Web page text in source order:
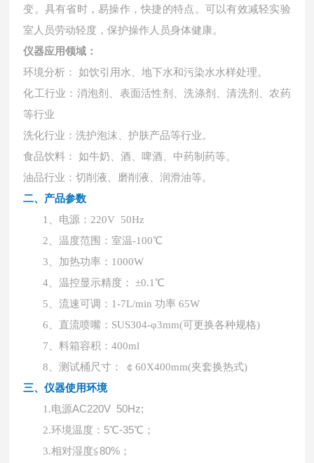
变。具有省时，易操作，快捷的特点。可以有效减轻实验
室人员劳动轻度，保护操作人员身体健康。
仪器应用领域：
环境分析： 如饮引用水、地下水和污染水水样处理。
化工行业：消泡剂、表面活性剂、洗涤剂、清洗剂、农药
等行业
洗化行业：洗护泡沫、护肤产品等行业。
食品饮料： 如牛奶、酒、啤酒、中药制药等。
油品行业：切削液、磨削液、润滑油等。
二、产品参数
1、电源：220V 50Hz
2、温度范围：室温-100℃
3、加热功率：1000W
4、温控显示精度： ±0.1℃
5、流速可调：1-7L/min 功率 65W
6、直流喷嘴：SUS304-φ3mm(可更换各种规格)
7、料箱容积：400ml
8、测试桶尺寸： ￠60X400mm(夹套换热式)
三、仪器使用环境
1.电源AC220V 50Hz;
2.环境温度： 5℃-35℃；
3.相对湿度≦80%；